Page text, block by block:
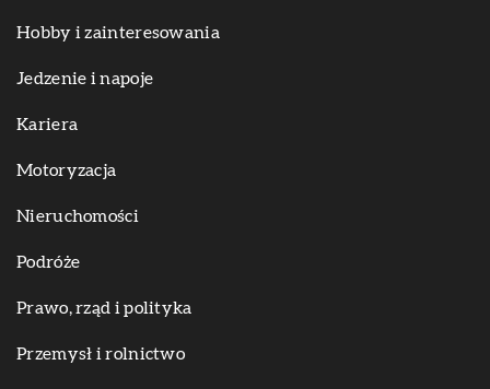
Hobby i zainteresowania
Jedzenie i napoje
Kariera
Motoryzacja
Nieruchomości
Podróże
Prawo, rząd i polityka
Przemysł i rolnictwo